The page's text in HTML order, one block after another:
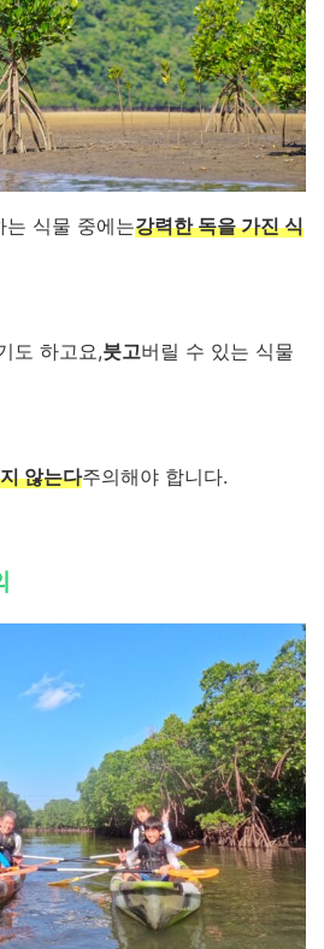
는 식물 중에는강력한 독을 가진 식
도 하고요,붓고버릴 수 있는 식물
않는다주의해야 합니다.